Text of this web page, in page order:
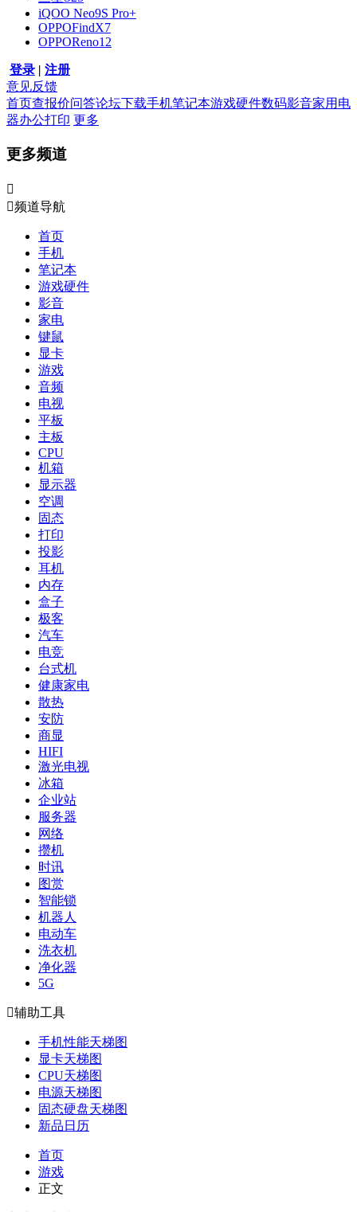
iQOO Neo9S Pro+
OPPOFindX7
OPPOReno12
登录 | 注册
意见反馈
首页查报价问答论坛下载手机笔记本游戏硬件数码影音家用电
器办公打印 更多
更多频道

频道导航
首页
手机
笔记本
游戏硬件
影音
家电
键鼠
显卡
游戏
音频
电视
平板
主板
CPU
机箱
显示器
空调
固态
打印
投影
耳机
内存
盒子
极客
汽车
电竞
台式机
健康家电
散热
安防
商显
HIFI
激光电视
冰箱
企业站
服务器
网络
攒机
时讯
图赏
智能锁
机器人
电动车
洗衣机
净化器
5G
辅助工具
手机性能天梯图
显卡天梯图
CPU天梯图
电源天梯图
固态硬盘天梯图
新品日历
首页
游戏
正文